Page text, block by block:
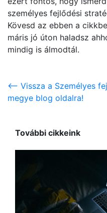
személyes fejlődési
Kövesd az ebben a
máris jó úton haladsz
mindig is álmodtál.
<-- Vissza a Személyes
megye blog oldalra!
További cikkeink